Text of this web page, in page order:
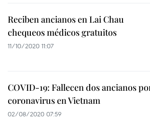
Reciben ancianos en Lai Chau
chequeos médicos gratuitos
11/10/2020 11:07
COVID-19: Fallecen dos ancianos
coronavirus en Vietnam
02/08/2020 07:59